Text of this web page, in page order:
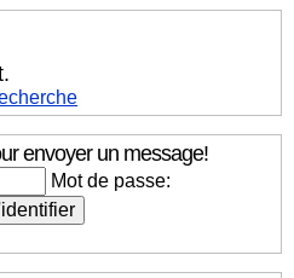
envoyer un message!
Mot de passe: